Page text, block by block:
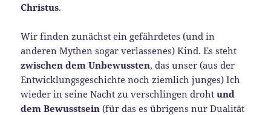
Christus.
Wir finden zunächst ein gefährdetes (und in
anderen Mythen sogar verlassenes) Kind. Es steht
zwischen dem Unbewussten, das unser (aus der
Entwicklungsgeschichte noch ziemlich junges) Ich
wieder in seine Nacht zu verschlingen drohtund
dem Bewusstsein (für das es übrigens nur Dualität